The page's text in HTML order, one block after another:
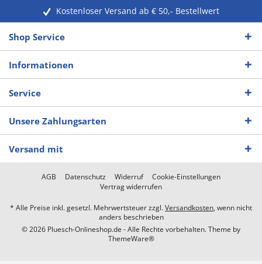
Kostenloser Versand ab € 50,- Bestellwert
Shop Service
Informationen
Service
Unsere Zahlungsarten
Versand mit
AGB Datenschutz Widerruf
Cookie-Einstellungen
Vertrag widerrufen
* Alle Preise inkl. gesetzl. Mehrwertsteuer zzgl.Versandkosten, wenn nicht
anders beschrieben
© 2026 Pluesch-Onlineshop.de - Alle Rechte vorbehalten. Theme by
ThemeWare®